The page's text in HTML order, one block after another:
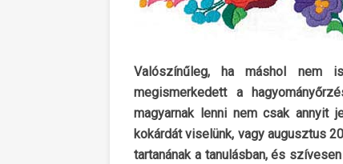
Valószínűleg, ha máshol nem
megismerkedett a
magyarnak lenni nem csak annyit
kokárdát viselünk, vagy augusztus
tartanának a tanulásban, és